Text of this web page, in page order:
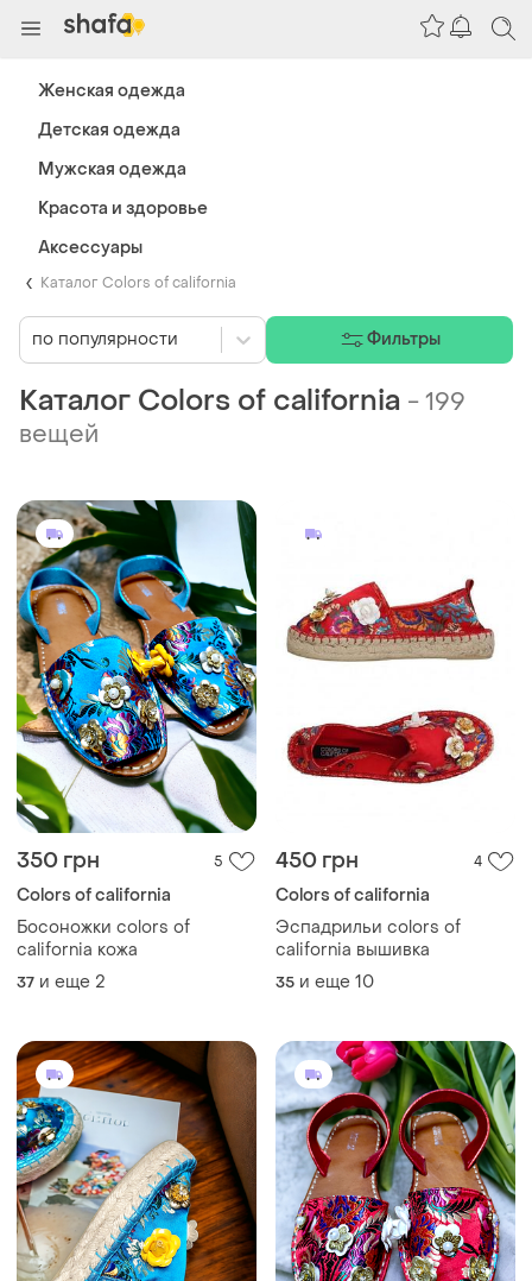
Каталог Colors of california
Каталог Colors of california -199
вещей
350 грн 5
Colors of california
Босоножки colors of
california кожа
37 и еще 2
450 грн 4
Colors of california
Эспадрильи colors of
california вышивка
35 и еще 10
по популярности Фильтры
Женская одежда
Детская одежда
Мужская одежда
Красота и здоровье
Аксессуары